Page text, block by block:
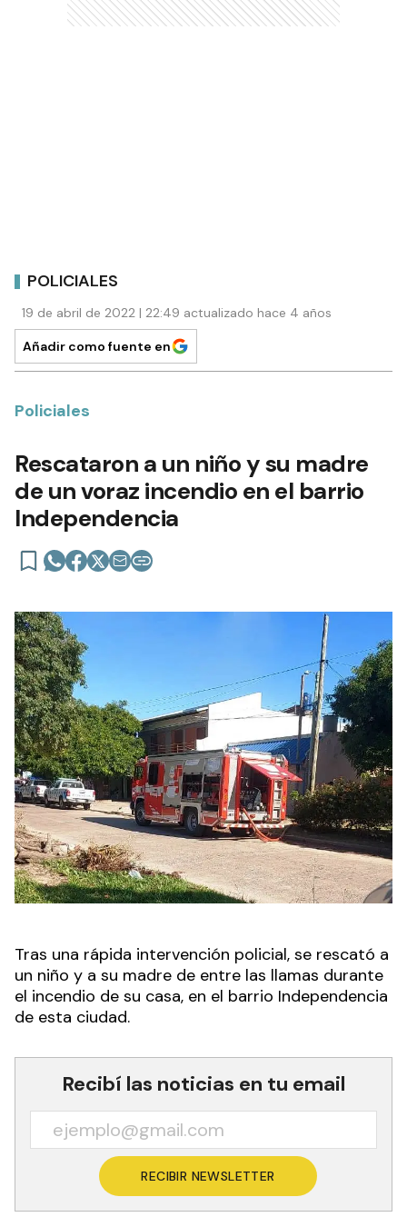
POLICIALES
19 de abril de 2022 | 22:49 actualizado hace 4 años
Añadir como fuente en
Policiales
Rescataron a un niño y su madre
de un voraz incendio en el barrio
Independencia
Tras una rápida intervención policial, se rescató a
un niño y a su madre de entre las llamas durante
el incendio de su casa, en el barrio Independencia
de esta ciudad.
Recibí las noticias en tu email
RECIBIR NEWSLETTER